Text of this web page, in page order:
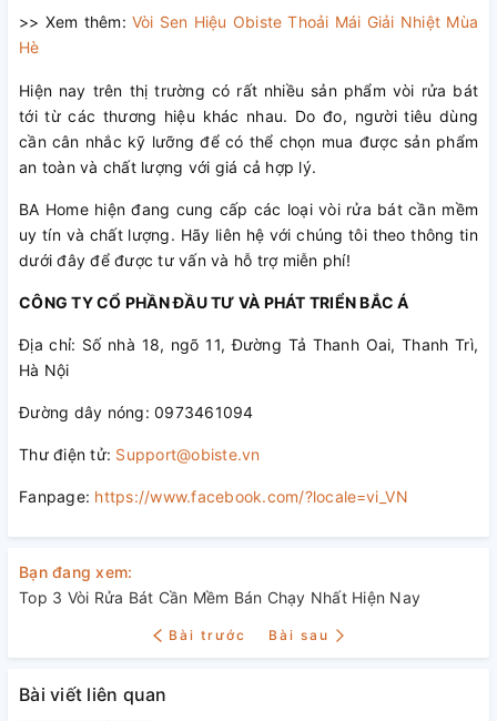
>> Xem thêm: Vòi Sen Hiệu Obiste Thoải Mái Giải Nhiệt Mùa
Hè
Hiện nay trên thị trường có rất nhiều sản phẩm vòi rửa bát
tới từ các thương hiệu khác nhau. Do đo, người tiêu dùng
cần cân nhắc kỹ lưỡng để có thể chọn mua được sản phẩm
an toàn và chất lượng với giá cả hợp lý.
BA Home hiện đang cung cấp các loại vòi rửa bát cần mềm
uy tín và chất lượng. Hãy liên hệ với chúng tôi theo thông tin
dưới đây để được tư vấn và hỗ trợ miễn phí!
CÔNG TY CỔ PHẦN ĐẦU TƯ VÀ PHÁT TRIỂN BẮC Á
Địa chỉ: Số nhà 18, ngõ 11, Đường Tả Thanh Oai, Thanh Trì,
Hà Nội
Đường dây nóng: 0973461094
Thư điện tử: Support@obiste.vn
Fanpage: https://www.facebook.com/?locale=vi_VN
Bạn đang xem:
Top 3 Vòi Rửa Bát Cần Mềm Bán Chạy Nhất Hiện Nay
Bài trước Bài sau
Bài viết liên quan